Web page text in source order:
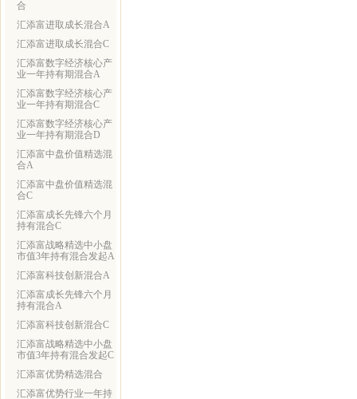
合
汇添富进取成长混合A
汇添富进取成长混合C
汇添富数字经济核心产
业一年持有期混合A
汇添富数字经济核心产
业一年持有期混合C
汇添富数字经济核心产
业一年持有期混合D
汇添富中盘价值精选混
合A
汇添富中盘价值精选混
合C
汇添富成长先锋六个月
持有混合C
汇添富战略精选中小盘
市值3年持有混合发起A
汇添富科技创新混合A
汇添富成长先锋六个月
持有混合A
汇添富科技创新混合C
汇添富战略精选中小盘
市值3年持有混合发起C
汇添富优势精选混合
汇添富优势行业一年持